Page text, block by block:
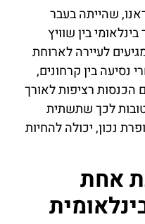
שהייתה בעבר
בין שוויץ
לעיירה לארוחת
נסיעה בין קרחונים,
רציפות לאורך
לכך שתשתית
נכון, יכולה להחיות
אחת